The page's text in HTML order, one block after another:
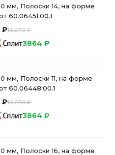
мм, Полоски 14, на форме
60.06451.00.1
₽16 270 ₽
3864 ₽
мм, Полоски 11, на форме
60.06448.00.1
₽16 270 ₽
3864 ₽
мм, Полоски 16, на форме